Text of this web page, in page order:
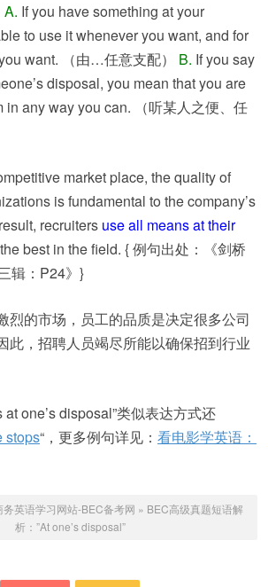
A. If you have something at your
to use it whenever you want, and for
want. （由…任意支配） B. If you say
disposal, you mean that you are
in any way you can. （听某人之便、任
market place, the quality of
is fundamental to the company’s
recruiters use all means at their
best in the field. { 例句出处：《剑桥
辑：P24》}
烈的市场，员工的品质是决定很多公司
此，招聘人员竭尽所能以确保招到行业
one’s disposal”类似表达方式还
stops“，更多例句详见： 看电影学英语：
务英语学习网站-BEC备考网 » BEC高级真题短语解
析：”At one’s disposal”